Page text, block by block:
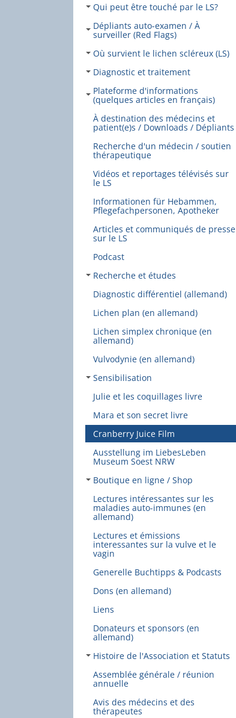
Qui peut être touché par le LS?
Dépliants auto-examen / À
surveiller (Red Flags)
Où survient le lichen scléreux (LS)
Diagnostic et traitement
Plateforme d'informations
(quelques articles en français)
À destination des médecins et
patient(e)s / Downloads / Dépliants
Recherche d'un médecin / soutien
thérapeutique
Vidéos et reportages télévisés sur
le LS
Informationen für Hebammen,
Pflegefachpersonen, Apotheker
Articles et communiqués de presse
sur le LS
Podcast
Recherche et études
Diagnostic différentiel (allemand)
Lichen plan (en allemand)
Lichen simplex chronique (en
allemand)
Vulvodynie (en allemand)
Sensibilisation
Julie et les coquillages livre
Mara et son secret livre
Cranberry Juice Film
Ausstellung im LiebesLeben
Museum Soest NRW
Boutique en ligne / Shop
Lectures intéressantes sur les
maladies auto-immunes (en
allemand)
Lectures et émissions
interessantes sur la vulve et le
vagin
Generelle Buchtipps & Podcasts
Dons (en allemand)
Liens
Donateurs et sponsors (en
allemand)
Histoire de l'Association et Statuts
Assemblée générale / réunion
annuelle
Avis des médecins et des
thérapeutes